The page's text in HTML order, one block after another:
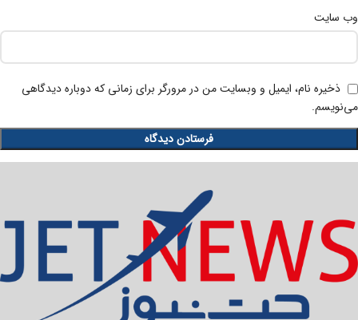
وب‌ سایت
ذخیره نام، ایمیل و وبسایت من در مرورگر برای زمانی که دوباره دیدگاهی
می‌نویسم.